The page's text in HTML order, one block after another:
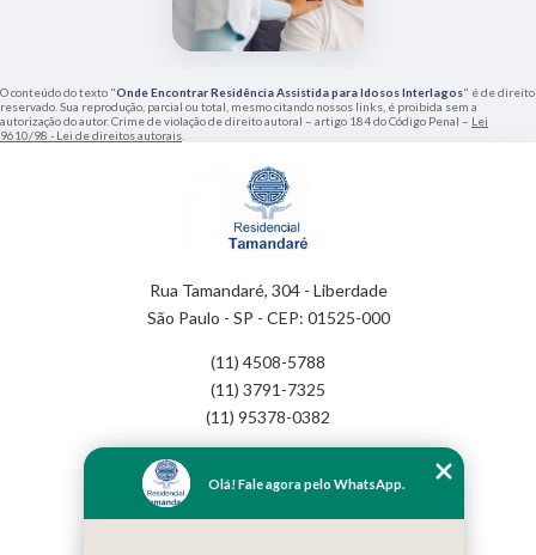
O conteúdo do texto "Onde Encontrar Residência Assistida para Idosos Interlagos" é de direito
reservado. Sua reprodução, parcial ou total, mesmo citando nossos links, é proibida sem a
autorização do autor. Crime de violação de direito autoral – artigo 184 do Código Penal – Lei
9610/98 - Lei de direitos autorais
Rua Tamandaré, 304 - Liberdade
São Paulo - SP - CEP: 01525-000
(11) 4508-5788
(11) 3791-7325
(11) 95378-0382
Empresa
Missão
Olá! Fale agora pelo WhatsApp.